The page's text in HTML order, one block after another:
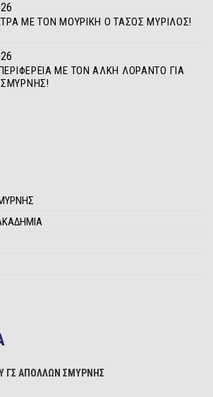
ΜΕ ΤΟΝ ΜΟΥΡΊΚΗ Ο ΤΆΣΟΣ ΜΥΡΊΛΟΣ!
ΜΕ ΤΟΝ ΆΛΚΗ ΛΟΡΆΝΤΟ ΓΙΑ
ΓΣ ΑΠΟΛΛΩΝ ΣΜΥΡΝΗΣ